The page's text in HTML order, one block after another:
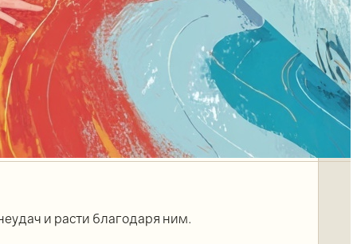
и расти благодаря ним.